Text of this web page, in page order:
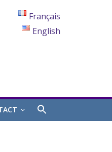
Français
English